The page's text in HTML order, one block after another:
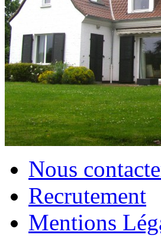
Nous
Recrutement
Mentions